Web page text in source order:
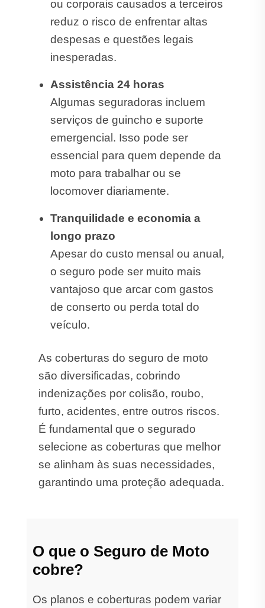
ou corporais causados a terceiros
reduz o risco de enfrentar altas
despesas e questões legais
inesperadas.
Assistência 24 horas
Algumas seguradoras incluem
serviços de guincho e suporte
emergencial. Isso pode ser
essencial para quem depende da
moto para trabalhar ou se
locomover diariamente.
Tranquilidade e economia a
longo prazo
Apesar do custo mensal ou anual,
o seguro pode ser muito mais
vantajoso que arcar com gastos
de conserto ou perda total do
veículo.
As coberturas do seguro de moto
são diversificadas, cobrindo
indenizações por colisão, roubo,
furto, acidentes, entre outros riscos.
É fundamental que o segurado
selecione as coberturas que melhor
se alinham às suas necessidades,
garantindo uma proteção adequada.
O que o Seguro de Moto
cobre?
Os planos e coberturas podem variar